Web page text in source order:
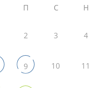
П С Н
2 3 4
9 10 11